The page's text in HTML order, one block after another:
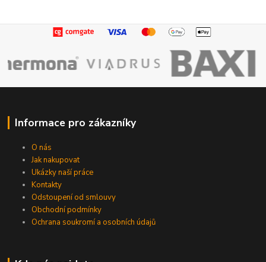
Informace pro zákazníky
O nás
Jak nakupovat
Ukázky naší práce
Kontakty
Odstoupení od smlouvy
Obchodní podmínky
Ochrana soukromí a osobních údajů